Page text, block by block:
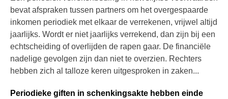
bevat afspraken tussen partners om het overgespaarde
inkomen periodiek met elkaar de verrekenen, vrijwel altijd
jaarlijks. Wordt er niet jaarlijks verrekend, dan zijn bij een
echtscheiding of overlijden de rapen gaar. De financiële
nadelige gevolgen zijn dan niet te overzien. Rechters
hebben zich al talloze keren uitgesproken in zaken...
Periodieke giften in schenkingsakte hebben einde